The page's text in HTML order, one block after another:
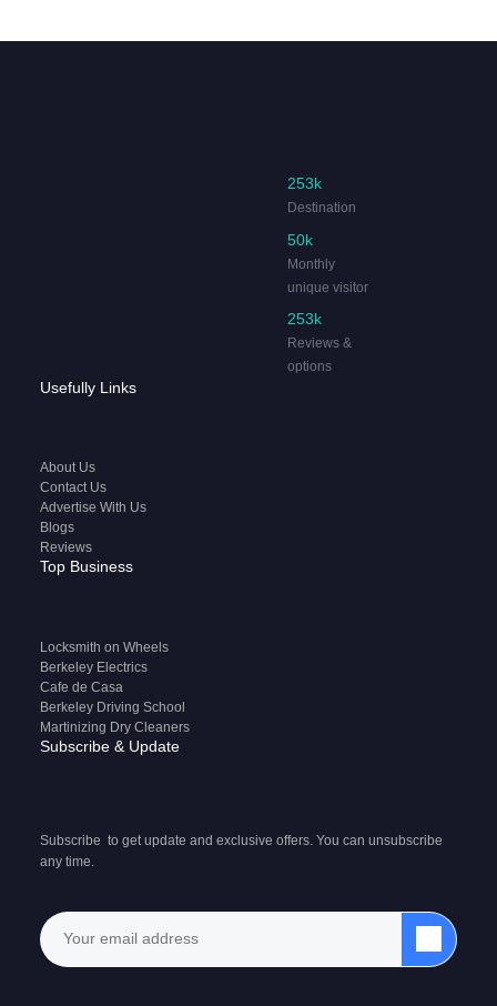
253k
Destination
50k
Monthly
unique visitor
253k
Reviews &
options
Usefully Links
About Us
Contact Us
Advertise With Us
Blogs
Reviews
Top Business
Locksmith on Wheels
Berkeley Electrics
Cafe de Casa
Berkeley Driving School
Martinizing Dry Cleaners
Subscribe & Update
Subscribe to get update and exclusive offers. You can unsubscribe
any time.